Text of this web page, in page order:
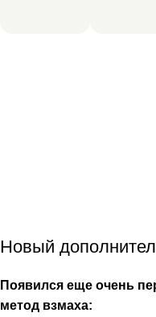
Новый
Появился еще очень
метод взмаха: